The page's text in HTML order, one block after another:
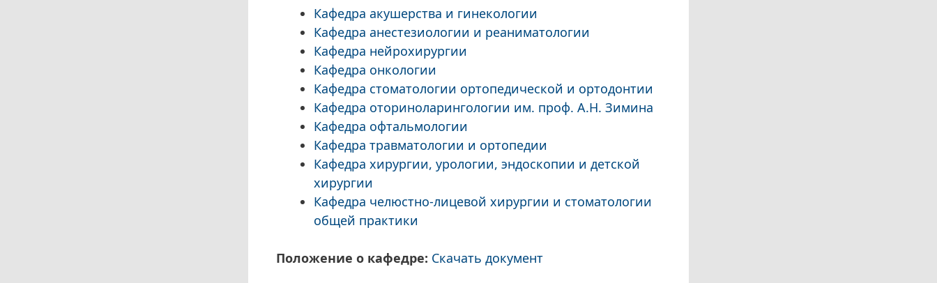
Кафедра акушерства и гинекологии
Кафедра анестезиологии и реаниматологии
Кафедра нейрохирургии
Кафедра онкологии
Кафедра стоматологии ортопедической и ортодонтии
Кафедра оториноларингологии им. проф. А.Н. Зимина
Кафедра офтальмологии
Кафедра травматологии и ортопедии
Кафедра хирургии, урологии, эндоскопии и детской
хирургии
Кафедра челюстно-лицевой хирургии и стоматологии
общей практики
Положение о кафедре: Скачать документ